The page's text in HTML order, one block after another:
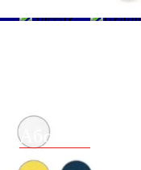
Абонирай се